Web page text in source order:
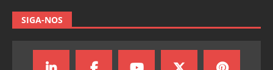
SIGA-NOS